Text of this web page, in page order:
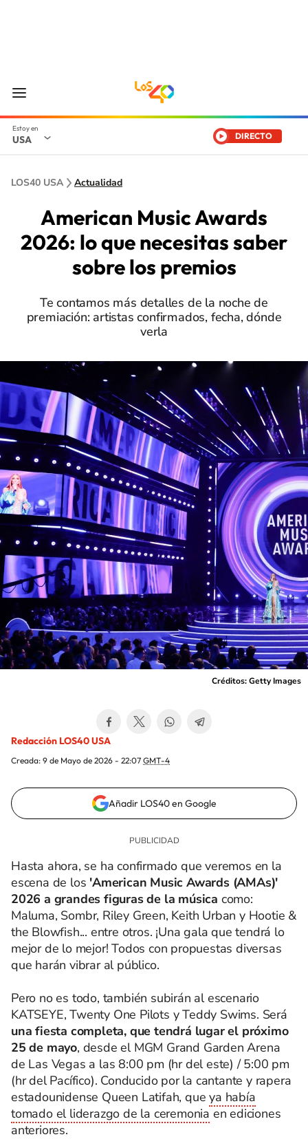
USA DIRECTO
LOS40 USA Actualidad
American Music Awards
2026: lo que necesitas saber
sobre los premios
Te contamos más detalles de la noche de
premiación: artistas confirmados, fecha, dónde
verla
Créditos: Getty Images
Redacción LOS40 USA
Creada: 9 de Mayo de 2026 - 22:07 GMT-4
Añadir LOS40 en Google
Hasta ahora, se ha confirmado que veremos en la
escena de los 'American Music Awards (AMAs)'
2026 a grandes figuras de la música como:
Maluma, Sombr, Riley Green, Keith Urban y Hootie &
the Blowfish... entre otros. ¡Una gala que tendrá lo
mejor de lo mejor! Todos con propuestas diversas
que harán vibrar al público.
Pero no es todo, también subirán al escenario
KATSEYE, Twenty One Pilots y Teddy Swims. Será
una fiesta completa, que tendrá lugar el próximo
25 de mayo, desde el MGM Grand Garden Arena
de Las Vegas a las 8:00 pm (hr del este) / 5:00 pm
(hr del Pacífico). Conducido por la cantante y rapera
estadounidense Queen Latifah, queya había
tomado el liderazgo de la ceremonia en ediciones
anteriores.